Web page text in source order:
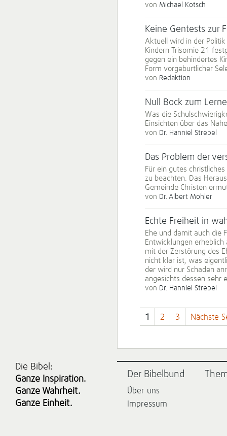
von Michael Kotsch
Keine Gentests zur
Aktuell wird in der
Kindern Trisomie 21
gegen ein behindertes
Form vorgeburtlicher
von Redaktion
Null Bock zum
Was die
Einsichten über das
von Dr. Hanniel Strebel
Das Problem der
Für ein gutes
zu beachten. Das
Gemeinde Christen
von Dr. Albert Mohler
Echte Freiheit in
Ehe und damit auch die
Entwicklungen
mit der Zerstörung des
nicht klar ist, was
der wird nur Schaden
angesichts dessen sehr
von Dr. Hanniel Strebel
1 2 3 Nächste
Die Bibel:
Ganze Inspiration.
Ganze Wahrheit.
Ganze Einheit.
Der Bibelbund
Über uns
Impressum